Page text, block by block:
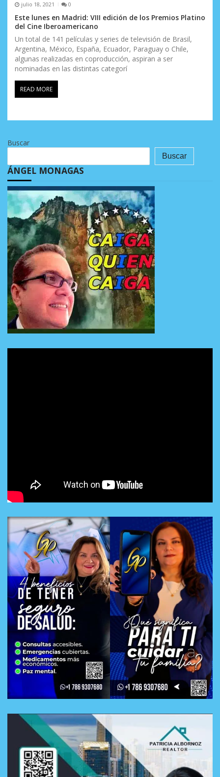
julio 18, 2021 0
Este lunes en Madrid: VIII edición de los Premios Platino
del Cine Iberoamericano
Un total de 141 películas y series de televisión de Brasil,
Argentina, México, España, Ecuador, Paraguay o Chile,
algunas realizadas en coproducción, aspiran a ser
nominadas en las distintas categorí
READ MORE
Buscar
Buscar
ÁNGEL MONAGAS